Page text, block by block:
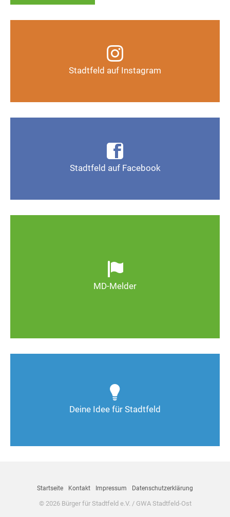
Stadtfeld auf Instagram
Instagram-Kanal
Auf Instagram folgen
Stadtfeld auf Facebook
Seite Magdeburg-Stadtfeld
MD-Melder
wild entsorgter Müll. Melden Sie Mängel, damit
Magdeburg schöner und lebenswerter wird.
Deine Idee für Stadtfeld
Deine Ideen sind gefragt!
Startseite Kontakt Impressum Datenschutzerklärung
© 2026 Bürger für Stadtfeld e.V. / GWA Stadtfeld-Ost